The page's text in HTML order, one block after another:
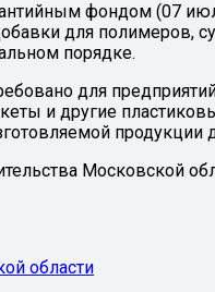
фондом (07
для полимеров,
порядке.
для
и другие
продукции
Московской
области